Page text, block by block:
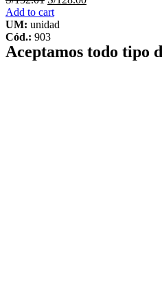
Add to cart
UM: unidad
Cód.: 903
Aceptamos todo tipo